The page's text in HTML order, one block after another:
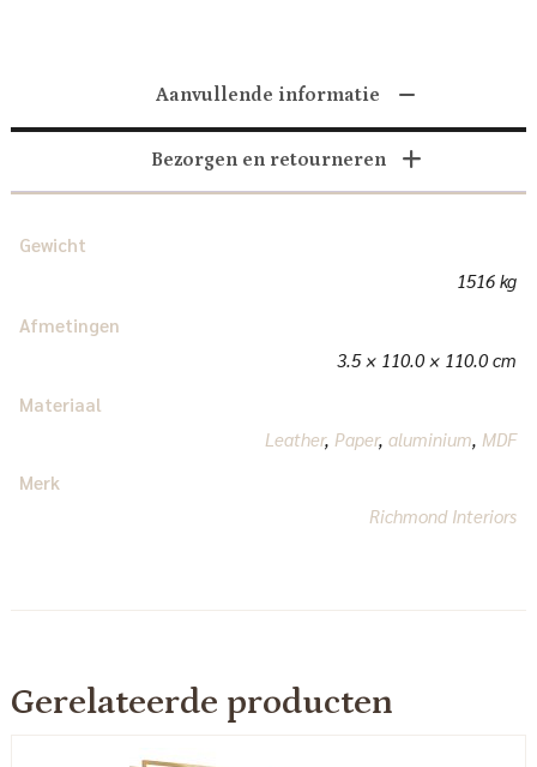
Aanvullende informatie
Bezorgen en retourneren
Gewicht
1516 kg
Afmetingen
3.5 × 110.0 × 110.0 cm
Materiaal
Leather, Paper,aluminium, MDF
Merk
Richmond Interiors
Gerelateerde producten